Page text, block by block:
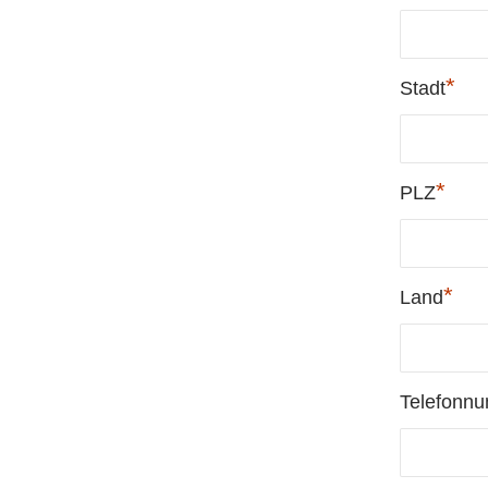
Stadt*
PLZ*
Land*